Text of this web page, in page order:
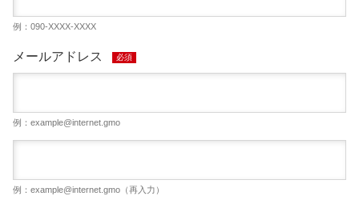
例：090-XXXX-XXXX
メールアドレス 必須
例： example@internet.gmo
例： example@internet.gmo （再入力）